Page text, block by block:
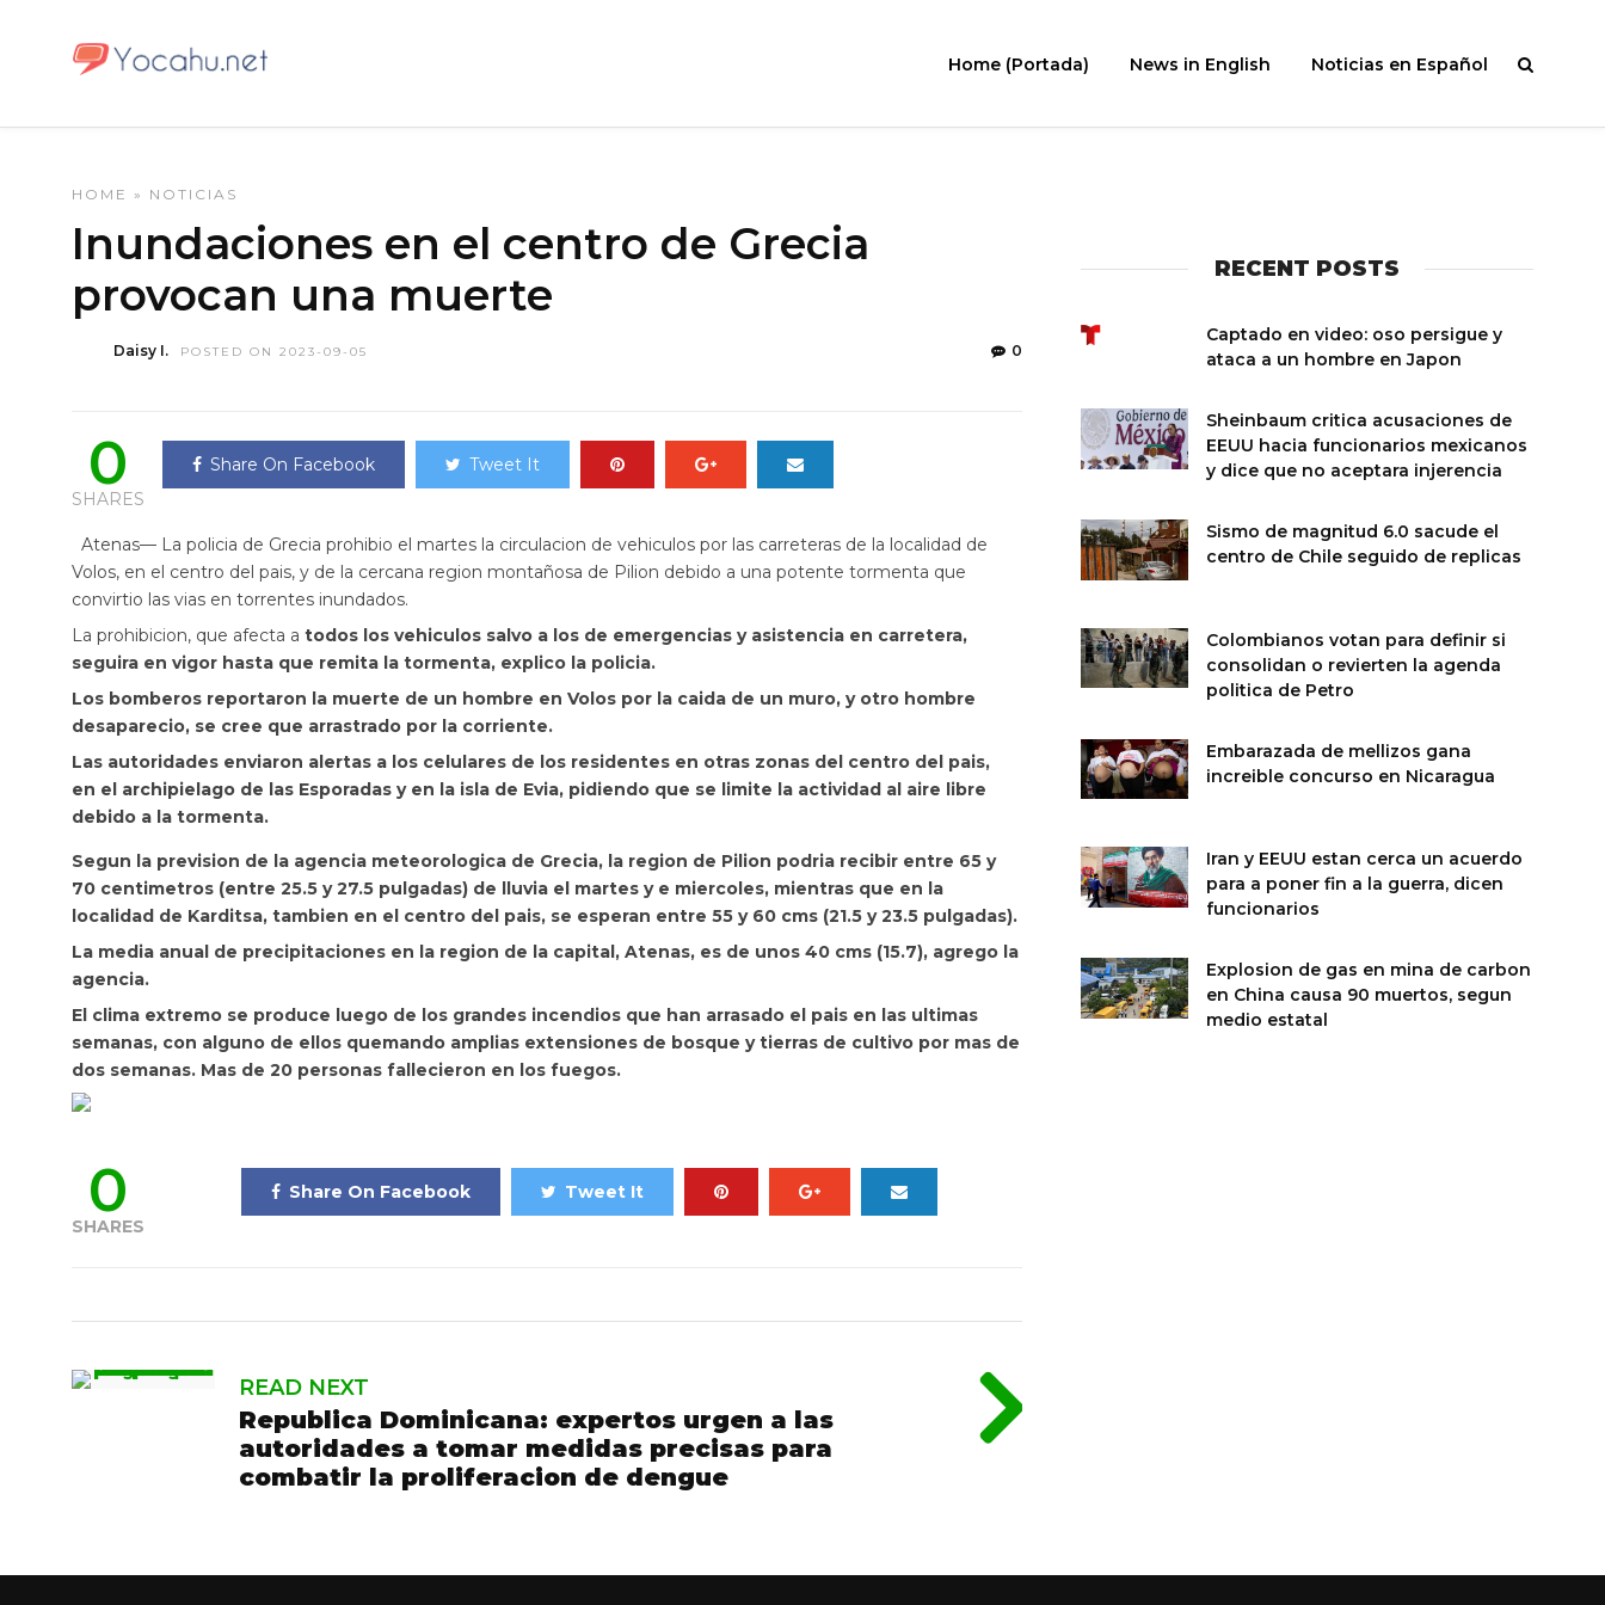
Home (Portada) News in English Noticias en Español
HOME » NOTICIAS
Inundaciones en el centro de Grecia
provocan una muerte
Daisy I. POSTED ON 2023-09-05 0
0
SHARES
Share On Facebook Tweet It
Atenas— La policia de Grecia prohibio el martes la circulacion de vehiculos por las carreteras de la localidad de
Volos, en el centro del pais, y de la cercana region montañosa de Pilion debido a una potente tormenta que
convirtio las vias en torrentes inundados.
La prohibicion, que afecta a todos los vehiculos salvo a los de emergencias y asistencia en carretera,
seguira en vigor hasta que remita la tormenta, explico la policia.
Los bomberos reportaron la muerte de un hombre en Volos por la caida de un muro, y otro hombre
desaparecio, se cree que arrastrado por la corriente.
Las autoridades enviaron alertas a los celulares de los residentes en otras zonas del centro del pais,
en el archipielago de las Esporadas y en la isla de Evia, pidiendo que se limite la actividad al aire libre
debido a la tormenta.
Segun la prevision de la agencia meteorologica de Grecia, la region de Pilion podria recibir entre 65 y
70 centimetros (entre 25.5 y 27.5 pulgadas) de lluvia el martes y e miercoles, mientras que en la
localidad de Karditsa, tambien en el centro del pais, se esperan entre 55 y 60 cms (21.5 y 23.5 pulgadas).
La media anual de precipitaciones en la region de la capital, Atenas, es de unos 40 cms (15.7), agrego la
agencia.
El clima extremo se produce luego de los grandes incendios que han arrasado el pais en las ultimas
semanas, con alguno de ellos quemando amplias extensiones de bosque y tierras de cultivo por mas de
dos semanas. Mas de 20 personas fallecieron en los fuegos.
0
SHARES
Share On Facebook Tweet It
READ NEXT
Republica Dominicana: expertos urgen a las
autoridades a tomar medidas precisas para
combatir la proliferacion de dengue
RECENT POSTS
Captado en video: oso persigue y
ataca a un hombre en Japon
Sheinbaum critica acusaciones de
EEUU hacia funcionarios mexicanos
y dice que no aceptara injerencia
Sismo de magnitud 6.0 sacude el
centro de Chile seguido de replicas
Colombianos votan para definir si
consolidan o revierten la agenda
politica de Petro
Embarazada de mellizos gana
increible concurso en Nicaragua
Iran y EEUU estan cerca un acuerdo
para a poner fin a la guerra, dicen
funcionarios
Explosion de gas en mina de carbon
en China causa 90 muertos, segun
medio estatal